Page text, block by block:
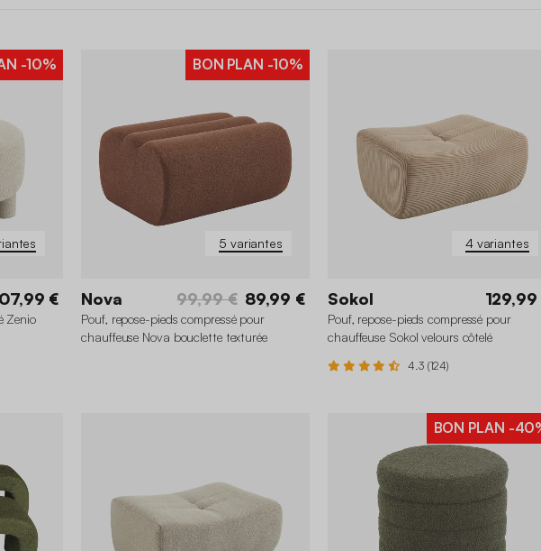
-10%
€
Zenio
5 variantes
BON PLAN -10%
Nova 99,99 € 89,99 €
Pouf, repose-pieds compressé pour
chauffeuse Nova bouclette texturée
4 variantes
Sokol 129,99
Pouf, repose-pieds compressé pour
chauffeuse Sokol velours côtelé
4.3 (124)
BON PLAN -